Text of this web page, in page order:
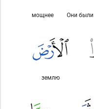
Они были
мощнее
землю